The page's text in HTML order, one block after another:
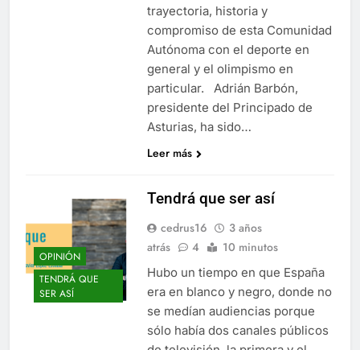
trayectoria, historia y
compromiso de esta Comunidad
Autónoma con el deporte en
general y el olimpismo en
particular. Adrián Barbón,
presidente del Principado de
Asturias, ha sido…
Leer más
OPINIÓN
TENDRÁ QUE
SER ASÍ
Tendrá que ser así
cedrus16
3 años
atrás
4 10 minutos
Hubo un tiempo en que España
era en blanco y negro, donde no
se medían audiencias porque
sólo había dos canales públicos